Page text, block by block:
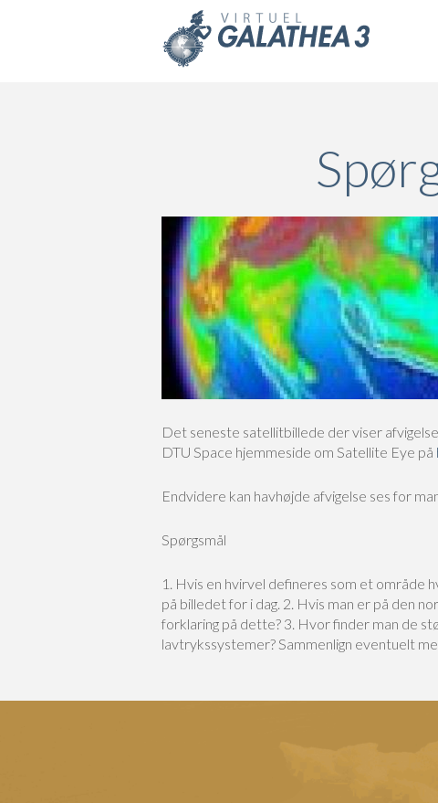
Det seneste satellitbillede der viser
DTU Space hjemmeside om Satellite Eye på
Endvidere kan havhøjde afvigelse ses for
Spørgsmål
1. Hvis en hvirvel defineres som et område
på billedet for i dag. 2. Hvis man er på den
forklaring på dette? 3. Hvor finder man de
lavtrykssystemer? Sammenlign eventuelt